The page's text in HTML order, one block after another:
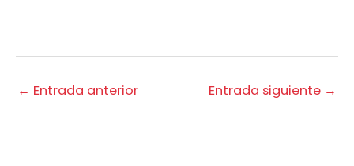
← Entrada anterior Entrada siguiente →